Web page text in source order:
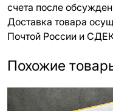
счета после
Доставка товара
Почтой России и
Похожие